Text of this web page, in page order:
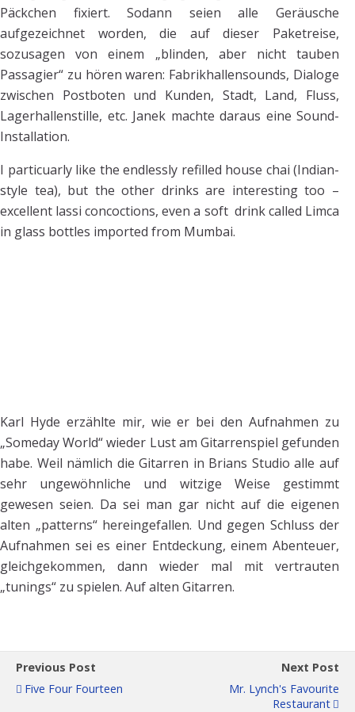
Päckchen fixiert. Sodann seien alle Geräusche
aufgezeichnet worden, die auf dieser Paketreise,
sozusagen von einem „blinden, aber nicht tauben
Passagier“ zu hören waren: Fabrikhallensounds, Dialoge
zwischen Postboten und Kunden, Stadt, Land, Fluss,
Lagerhallenstille, etc. Janek machte daraus eine Sound-
Installation.
I particuarly like the endlessly refilled house chai (Indian-
style tea), but the other drinks are interesting too –
excellent lassi concoctions, even a soft drink called Limca
in glass bottles imported from Mumbai.
Karl Hyde erzählte mir, wie er bei den Aufnahmen zu
„Someday World“ wieder Lust am Gitarrenspiel gefunden
habe. Weil nämlich die Gitarren in Brians Studio alle auf
sehr ungewöhnliche und witzige Weise gestimmt
gewesen seien. Da sei man gar nicht auf die eigenen
alten „patterns“ hereingefallen. Und gegen Schluss der
Aufnahmen sei es einer Entdeckung, einem Abenteuer,
gleichgekommen, dann wieder mal mit vertrauten
„tunings“ zu spielen. Auf alten Gitarren.
Previous Post
Five Four Fourteen
Next Post
Mr. Lynch's Favourite
Restaurant